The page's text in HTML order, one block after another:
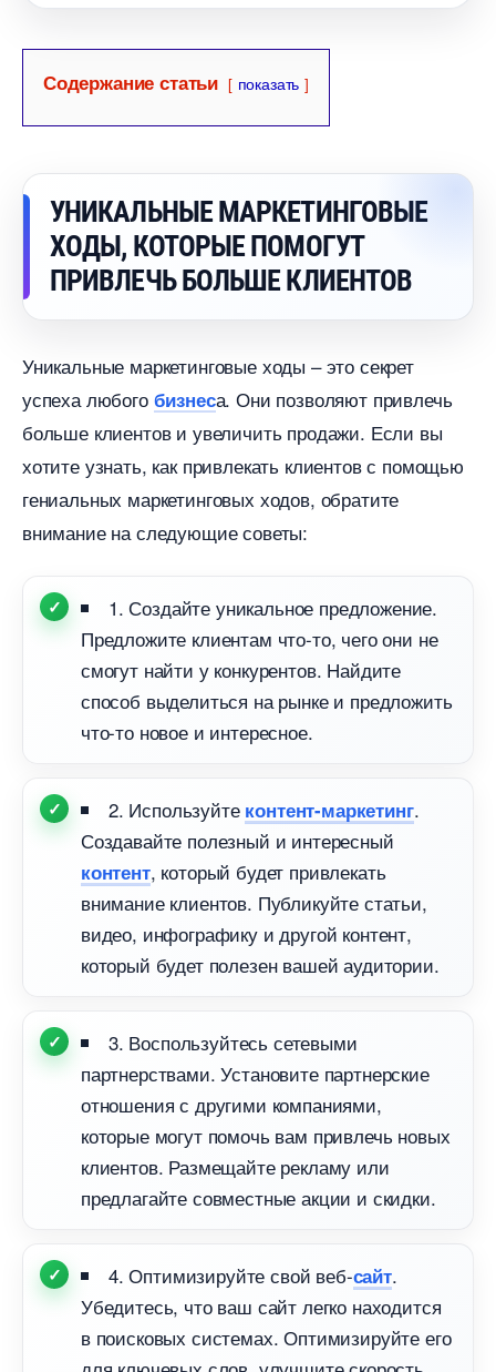
Содержание статьи показать
УНИКАЛЬНЫЕ МАРКЕТИНГОВЫЕ
ХОДЫ, КОТОРЫЕ ПОМОГУТ
ПРИВЛЕЧЬ БОЛЬШЕ КЛИЕНТО
Уникальные маркетинговые ходы – это секрет
успеха любого изнеса. Они позволяют привлечь
ольше клиентов и увеличить продажи. Если вы
хотите узнать, как привлекать клиентов с помощью
ениальных маркетинговых ходов, обратите
нимание на следующие советы:
1. Создайте уникальное предложение.
Предложите клиентам что-то, чего они не
смогут найти у конкурентов. Найдите
способ выделиться на рынке и предложить
что-то новое и интересное.
2. Используйте контент-маркетин.
Создавайте полезный и интересный
контент, который будет привлекать
нимание клиентов. Публикуйте статьи,
идео, инфографику и другой контент,
который будет полезен вашей аудитории.
3. Воспользуйтесь сетевыми
партнерствами. Установите партнерские
отношения с другими компаниями,
которые могут помочь вам привлечь новых
клиентов. Размещайте рекламу или
предлагайте совместные акции и скидки.
4. Оптимизируйте свой веб-сайт.
Убедитесь, что ваш сайт легко находится
поисковых системах. Оптимизируйте его